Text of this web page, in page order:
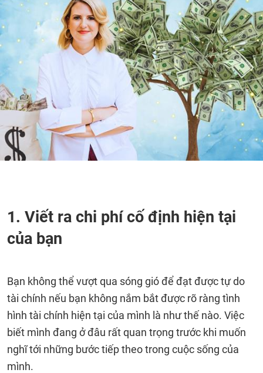
1. Viết ra chi phí cố định hiện tại
của bạn
Bạn không thể vượt qua sóng gió để đạt được tự do
tài chính nếu bạn không nắm bắt được rõ ràng tình
hình tài chính hiện tại của mình là như thế nào. Việc
biết mình đang ở đâu rất quan trọng trước khi muốn
nghĩ tới những bước tiếp theo trong cuộc sống của
mình.